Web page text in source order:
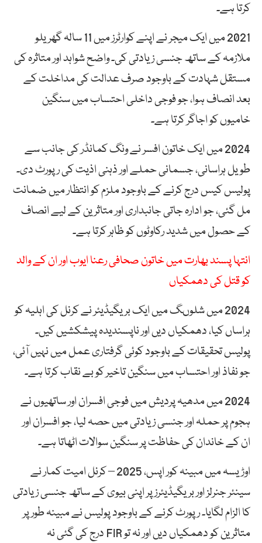
کرتا ہے۔
2021 میں ایک میجر نے اپنے کوارٹرز میں 11 سالہ گھریلو
ملازمہ کے ساتھ جنسی زیادتی کی۔ واضح شواہد اور متاثرہ کی
مستقل شہادت کے باوجود صرف عدالت کی مداخلت کے
بعد انصاف ہوا، جو فوجی داخلی احتساب میں سنگین
خامیوں کو اجاگر کرتا ہے۔
2024 میں ایک خاتون افسر نے ونگ کمانڈر کی جانب سے
طویل ہراسانی، جسمانی حملے اور ذہنی اذیت کی رپورٹ دی۔
پولیس کیس درج کرنے کے باوجود ملزم کو انتظار میں ضمانت
مل گئی، جو ادارہ جاتی جانبداری اور متاثرین کے لیے انصاف
کے حصول میں شدید رکاوٹوں کو ظاہر کرتا ہے۔
انتہا پسند بھارت میں خاتون صحافی رعنا ایوب اور ان کے والد
کو قتل کی دھمکیاں
2024 میں شلوںگ میں ایک بریگیڈیئر نے کرنل کی اہلیہ کو
ہراساں کیا، دھمکیاں دیں اور ناپسندیدہ پیشکشیں کیں۔
پولیس تحقیقات کے باوجود کوئی گرفتاری عمل میں نہیں آئی،
جو نفاذ اور احتساب میں سنگین تاخیر کو بے نقاب کرتا ہے۔
2024 میں مدھیہ پردیش میں فوجی افسران اور ساتھیوں نے
ہجوم پر حملہ اور جنسی زیادتی میں حصہ لیا، جو افسران اور
ان کے خاندان کی حفاظت پر سنگین سوالات اٹھاتا ہے۔
اوڑیسہ میں مبینہ کور اپس، 2025 – کرنل امیت کمار نے
سینئر جنرلز اور بریگیڈیئرز پر اپنی بیوی کے ساتھ جنسی زیادتی
کا الزام لگایا۔ رپورٹ کرنے کے باوجود پولیس نے مبینہ طور پر
متاثرین کو دھمکیاں دیں اور نہ تو FIR درج کی گئی نہ